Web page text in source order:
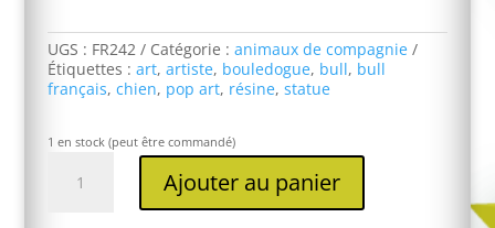
UGS : FR242 Catégorie : animaux de compagnie
Étiquettes : art, artiste, bouledogue, bull, bull
français, chien, pop art, résine, statue
1 en stock (peut être commandé)
Ajouter au panier